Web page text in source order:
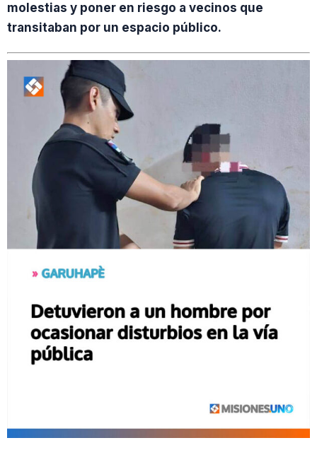
molestias y poner en riesgo a vecinos que
transitaban por un espacio público.